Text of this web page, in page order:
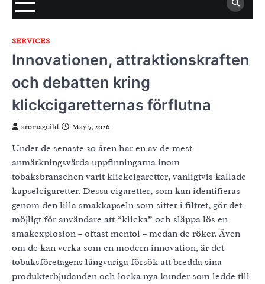
SERVICES
Innovationen, attraktionskraften
och debatten kring
klickcigaretternas förflutna
aromaguild May 7, 2026
Under de senaste 20 åren har en av de mest
anmärkningsvärda uppfinningarna inom
tobaksbranschen varit klickcigaretter, vanligtvis kallade
kapselcigaretter. Dessa cigaretter, som kan identifieras
genom den lilla smakkapseln som sitter i filtret, gör det
möjligt för användare att “klicka” och släppa lös en
smakexplosion – oftast mentol – medan de röker. Även
om de kan verka som en modern innovation, är det
tobaksföretagens långvariga försök att bredda sina
produkterbjudanden och locka nya kunder som ledde till